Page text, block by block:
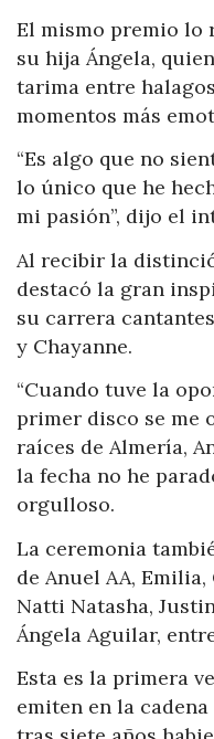
El mismo premio lo
su hija Ángela,
tarima entre
momentos más
“Es algo que no
lo único que he
mi pasión”, dijo el
Al recibir la
destacó la gran
su carrera
y Chayanne.
“Cuando tuve la
primer disco se me
raíces de Almería,
la fecha no he
orgulloso.
La ceremonia
de Anuel AA,
Natti Natasha,
Ángela Aguilar,
Esta es la primera
emiten en la